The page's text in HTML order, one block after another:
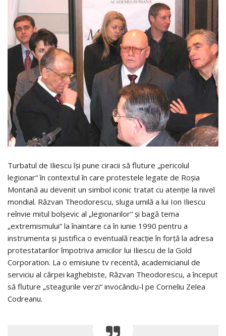
Turbatul de Iliescu își pune ciracii să fluture „pericolul
legionar“ în contextul în care protestele legate de Roșia
Montană au devenit un simbol iconic tratat cu atenție la nivel
mondial. Răzvan Theodorescu, sluga umilă a lui Ion Iliescu
reînvie mitul bolșevic al „legionarilor“ și bagă tema
„extremismului“ la înaintare ca în iunie 1990 pentru a
instrumenta și justifica o eventuală reacție în forță la adresa
protestatarilor împotriva amicilor lui Iliescu de la Gold
Corporation. La o emisiune tv recentă, academicianul de
serviciu al cârpei kaghebiste, Răzvan Theodorescu, a început
să fluture „steagurile verzi“ invocându-l pe Corneliu Zelea
Codreanu.